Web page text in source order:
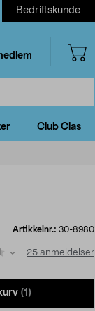
Bedriftskunde
Club Clas
Artikkelnr.: 30-8980
25 anmeldelser
(1)